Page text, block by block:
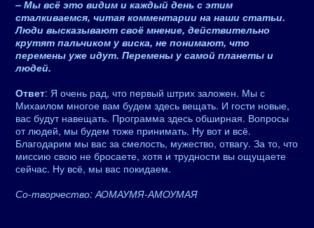
– Мы всё это видим и каждый день с этим
сталкиваемся, читая комментарии на наши статьи.
Люди высказывают своё мнение, действительно
крутят пальчиком у виска, не понимают, что
перемены уже идут. Перемены у самой планеты и
людей.
Ответ: Я очень рад, что первый штрих заложен. Мы с
Михаилом многое вам будем здесь вещать. И гости новые,
вас будут навещать. Программа здесь обширная. Вопросы
от людей, мы будем тоже принимать. Ну вот и всё.
Благодарим мы вас за смелость, мужество, отвагу. За то, что
миссию свою не бросаете, хотя и трудности вы ощущаете
сейчас. Ну всё, мы вас покидаем.
Со-творчество: АОМАУМЯ-АМОУМАЯ